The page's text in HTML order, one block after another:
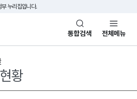
누리집입니다.
통합검색 전체메뉴
황